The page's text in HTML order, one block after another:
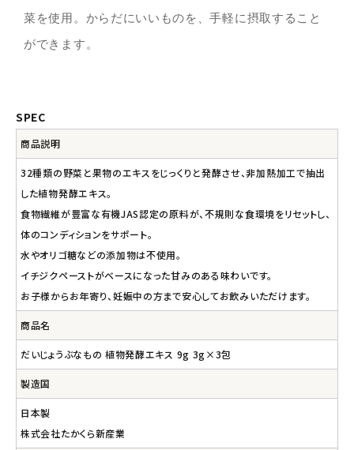
菜を使用。からだにいいものを、手軽に摂取すること
ができます。
SPEC
商品説明
32種類の野菜と果物のエキスをじっくりと発酵させ、非加熱加工で抽出
した植物発酵エキス。
食物繊維が豊富な有機JAS認定の原料が、不規則な食環境をリセットし、
体のコンディションをサポート。
水やオリゴ糖などの添加物は不使用。
イチジクペーストがベースになった甘みのある味わいです。
お子様からお年寄り、妊娠中の方まで安心してお飲みいただけます。
商品名
だいじょうぶなもの 植物発酵エキス 9g 3g×3包
製造国
日本製
株式会社たかくら新産業